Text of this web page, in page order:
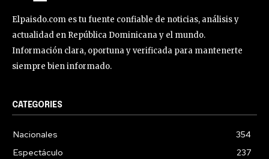
Elpaisdo.com es tu fuente confiable de noticias, análisis y
actualidad en República Dominicana y el mundo.
Información clara, oportuna y verificada para mantenerte
siempre bien informado.
CATEGORIES
Nacionales
354
Espectáculo
237